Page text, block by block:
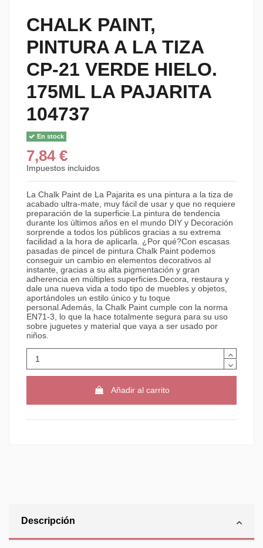
CHALK PAINT,
PINTURA A LA TIZA
CP-21 VERDE HIELO.
175ML LA PAJARITA
104737
En stock
7,84 €
Impuestos incluidos
La Chalk Paint de La Pajarita es una pintura a la tiza de
acabado ultra-mate, muy fácil de usar y que no requiere
preparación de la superficie.La pintura de tendencia
durante los últimos años en el mundo DIY y Decoración
sorprende a todos los públicos gracias a su extrema
facilidad a la hora de aplicarla. ¿Por qué?Con escasas
pasadas de pincel de pintura Chalk Paint podemos
conseguir un cambio en elementos decorativos al
instante, gracias a su alta pigmentación y gran
adherencia en múltiples superficies.Decora, restaura y
dale una nueva vida a todo tipo de muebles y objetos,
aportándoles un estilo único y tu toque
personal.Además, la Chalk Paint cumple con la norma
EN71-3, lo que la hace totalmente segura para su uso
sobre juguetes y material que vaya a ser usado por
niños.
Añadir al carrito
Descripción